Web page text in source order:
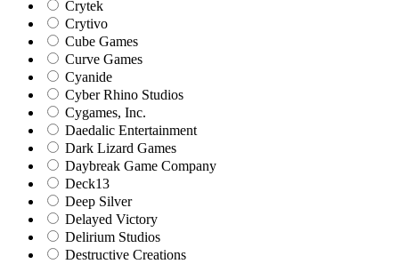
Crytek
Crytivo
Cube Games
Curve Games
Cyanide
Cyber Rhino Studios
Cygames, Inc.
Daedalic Entertainment
Dark Lizard Games
Daybreak Game Company
Deck13
Deep Silver
Delayed Victory
Delirium Studios
Destructive Creations